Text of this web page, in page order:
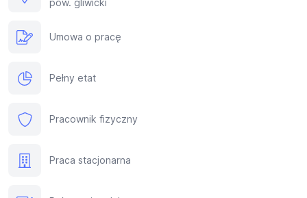
pow. gliwicki
Umowa o pracę
Pełny etat
Pracownik fizyczny
Praca stacjonarna